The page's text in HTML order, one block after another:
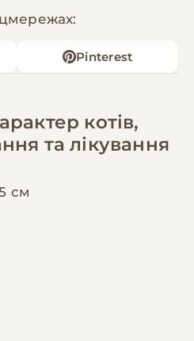
Pinterest
котів,
та лікування
см